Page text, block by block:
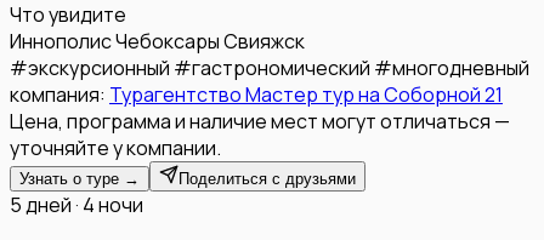
Что увидите
ИннополисЧебоксарыСвияжск
#экскурсионный #гастрономический #многодневный
компания: Турагентство Мастер тур на Соборной 21
Цена, программа и наличие мест могут отличаться —
уточняйте у компании.
Узнать о туре → Поделиться с друзьями
5 дней · 4 ночи